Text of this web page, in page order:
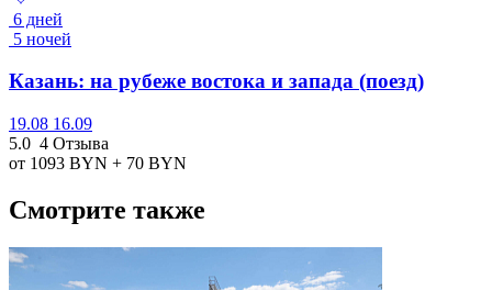
6 дней
5 ночей
Казань: на рубеже востока и запада (поезд)
19.08 16.09
5.0 4 Отзыва
от 1093 BYN + 70 BYN
Смотрите также